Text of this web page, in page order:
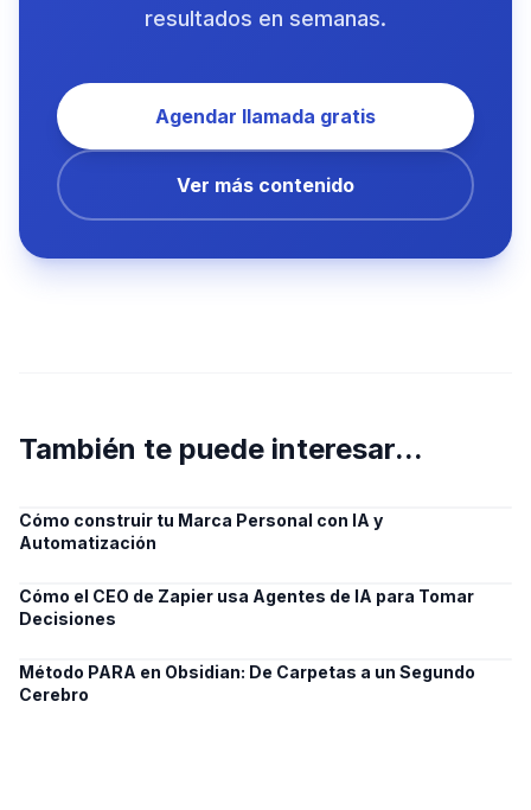
resultados en semanas.
Agendar llamada gratis
Ver más contenido
También te puede interesar...
Cómo construir tu Marca Personal con IA y
Automatización
Cómo el CEO de Zapier usa Agentes de IA para Tomar
Decisiones
Método PARA en Obsidian: De Carpetas a un Segundo
Cerebro